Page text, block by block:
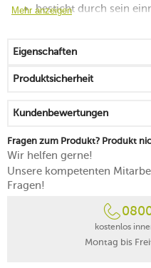
besticht durch sein
jedes Stück ist ein
ruhig und natürlich
alltagstauglich,
mikrowellensicher
spülmaschinenfest
made in Germany
Mehr anzeigen
Eigenschaften
Produktsicherheit
Kundenbewertungen
Fragen zum Produkt? Produkt
Wir helfen gerne!
Unsere kompetenten
Fragen!
kostenlos
Montag bis